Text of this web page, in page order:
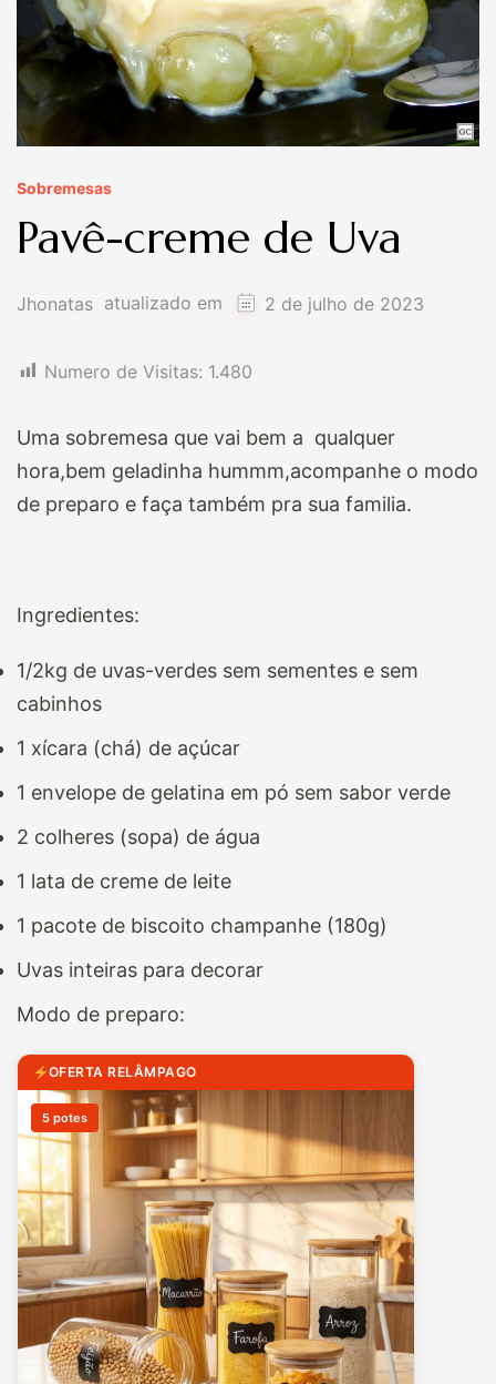
Sobremesas
Pavê-creme de Uva
Jhonatas atualizado em 2 de julho de 2023
Numero de Visitas: 1.480
Uma sobremesa que vai bem a qualquer
hora,bem geladinha hummm,acompanhe o modo
de preparo e faça também pra sua familia.
Ingredientes:
1/2kg de uvas-verdes sem sementes e sem
cabinhos
1 xícara (chá) de açúcar
1 envelope de gelatina em pó sem sabor verde
2 colheres (sopa) de água
1 lata de creme de leite
1 pacote de biscoito champanhe (180g)
Uvas inteiras para decorar
Modo de preparo:
OFERTA RELÂMPAGO
5 potes